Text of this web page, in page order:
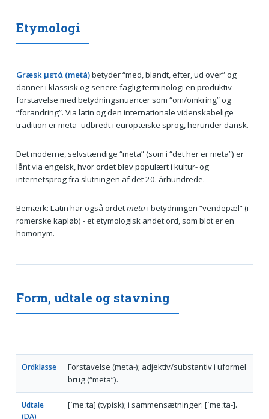
Etymologi
Græsk μετά (metá)betyder “med, blandt, efter, ud over” og
danner i klassisk og senere faglig terminologi en produktiv
forstavelse med betydningsnuancer som “om/omkring” og
“forandring”. Via latin og den internationale videnskabelige
tradition er meta- udbredt i europæiske sprog, herunder dansk.
Det moderne, selvstændige “meta” (som i “det her er meta”) er
lånt via engelsk, hvor ordet blev populært i kultur- og
internetsprog fra slutningen af det 20. århundrede.
Bemærk: Latin har også ordetmetai betydningen “vendepæl” (i
romerske kapløb) - et etymologisk andet ord, som blot er en
homonym.
Form, udtale og stavning
Ordklasse
Forstavelse (meta-); adjektiv/substantiv i uformel
brug (“meta”).
Udtale
(DA)
[ˈmeːta] (typisk); i sammensætninger: [ˈmeːta-].